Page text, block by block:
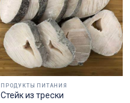
ПРОДУКТЫ ПИТАНИЯ
Стейк из трески